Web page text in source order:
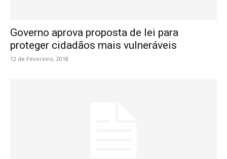
Governo aprova proposta de lei para
proteger cidadãos mais vulneráveis
12 de Fevereiro, 2018